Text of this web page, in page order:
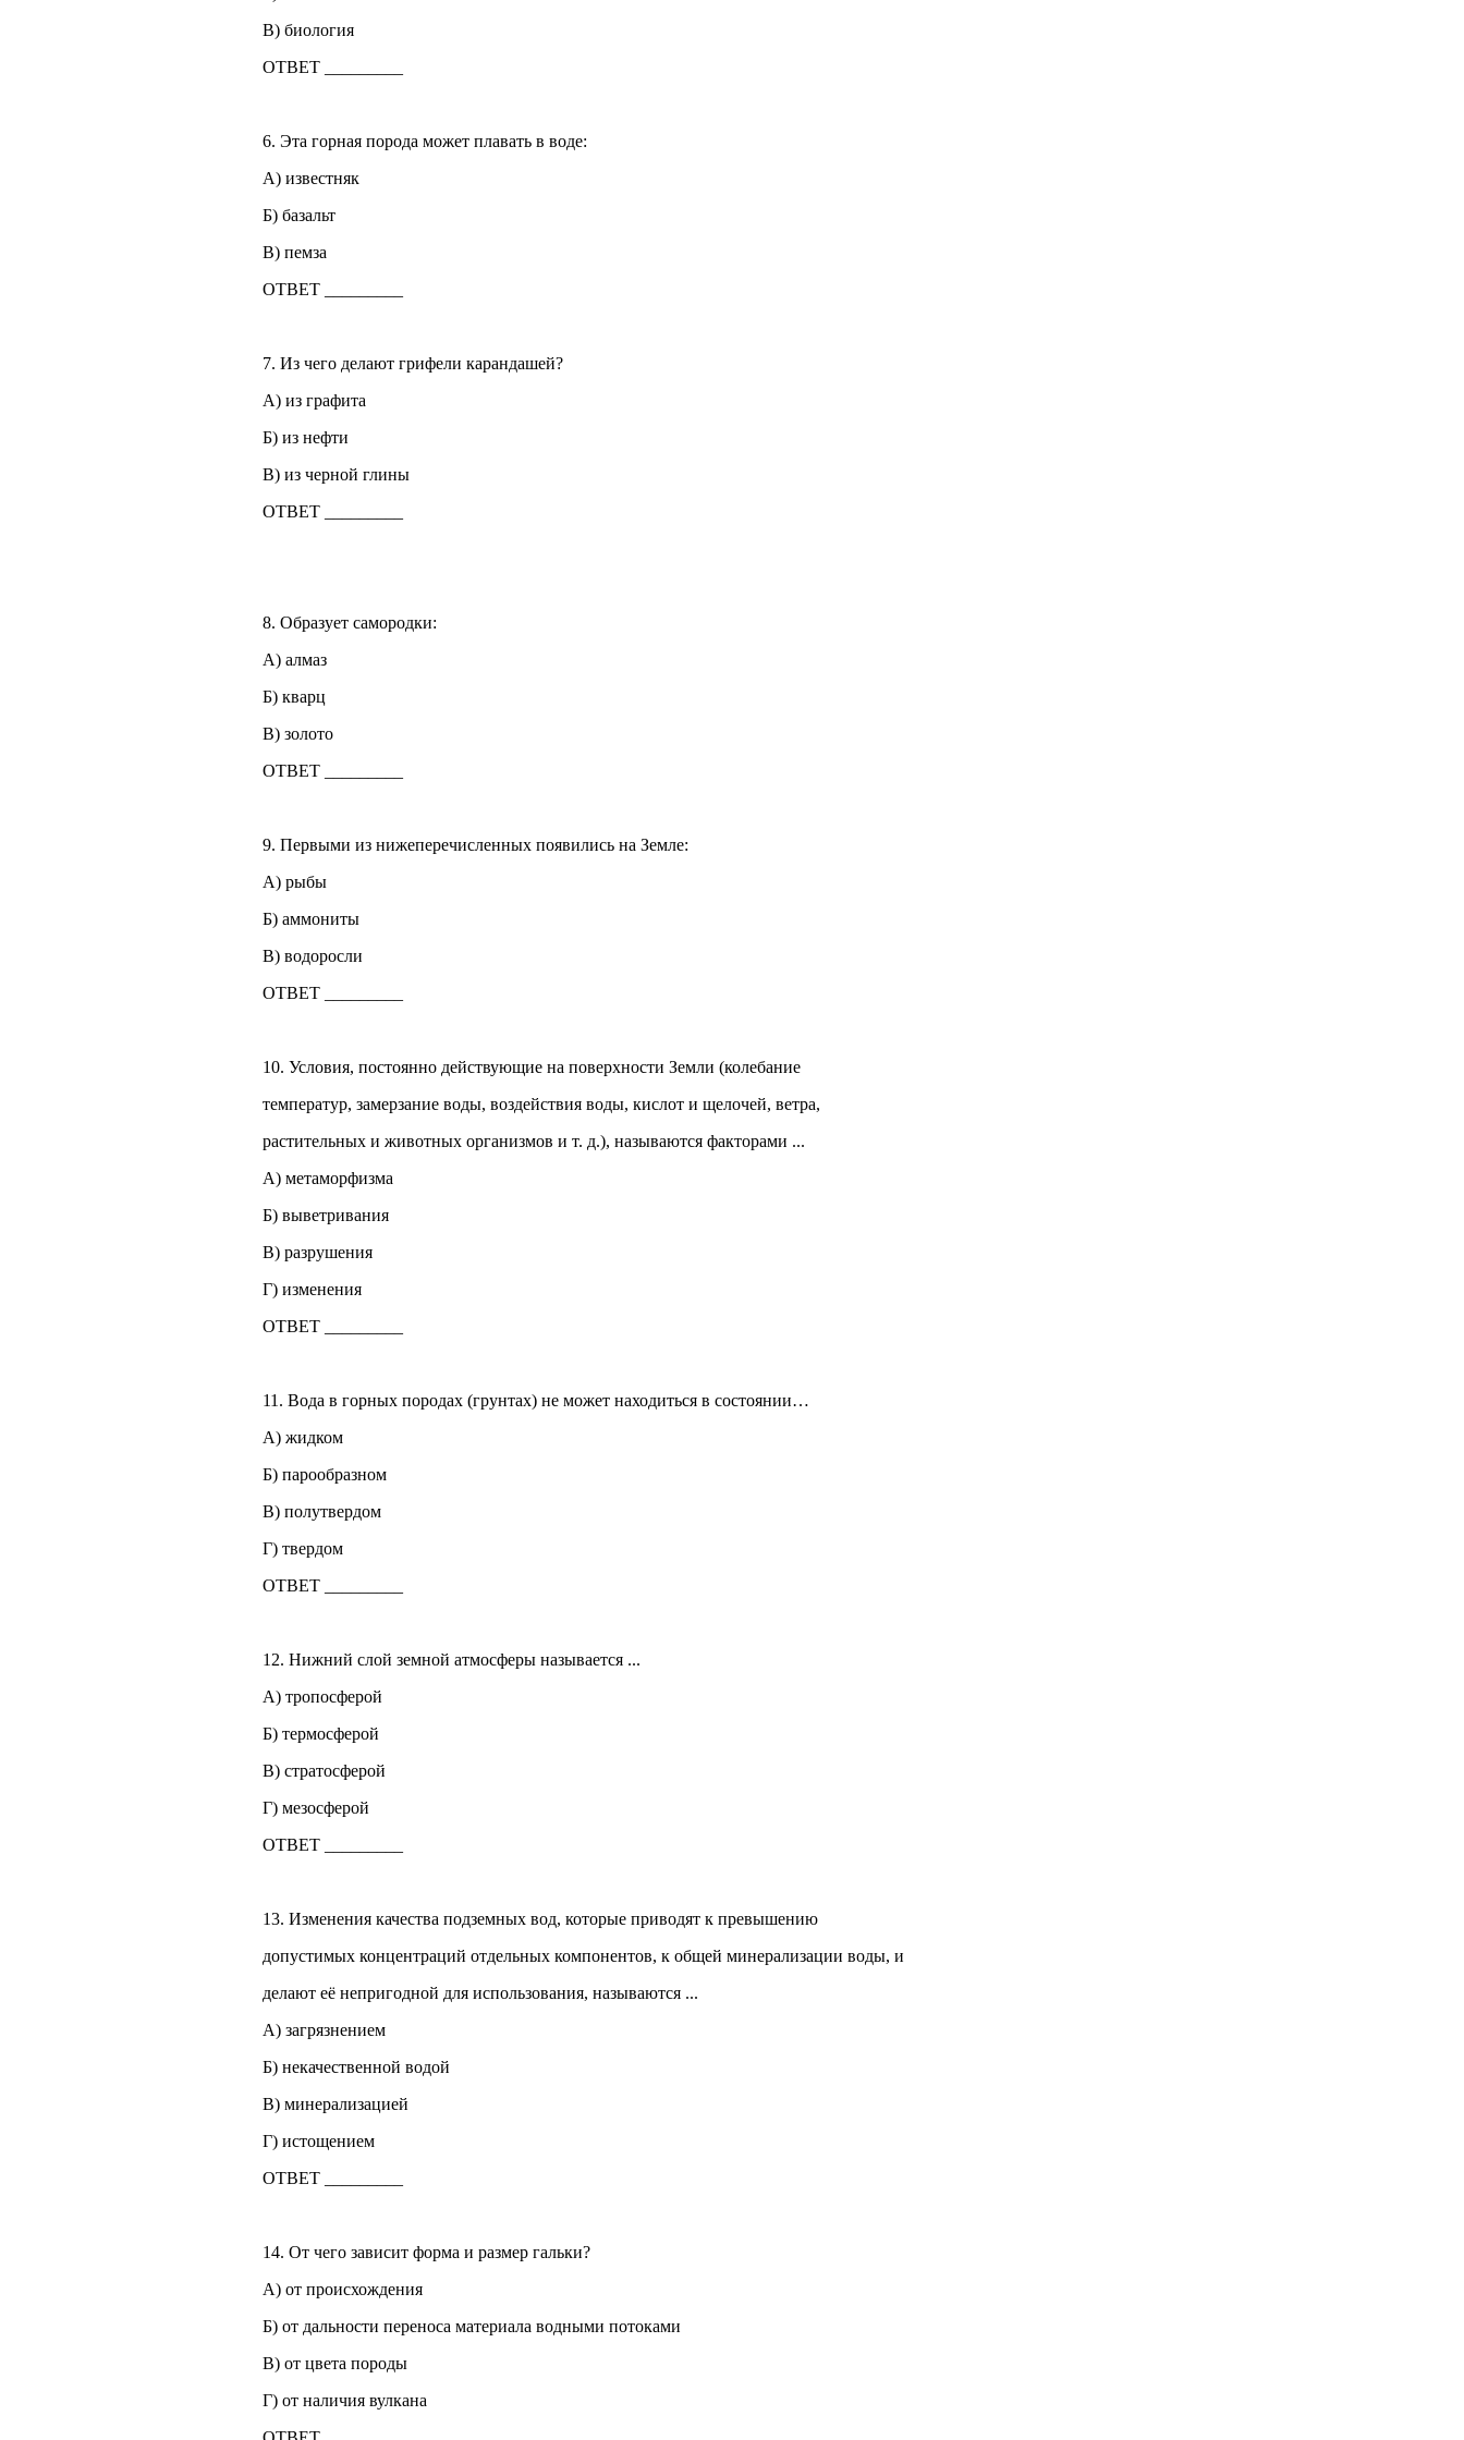
В) биология
ОТВЕТ _________
6. Эта горная порода может плавать в воде:
А) известняк
Б) базальт
В) пемза
ОТВЕТ _________
7. Из чего делают грифели карандашей?
А) из графита
Б) из нефти
В) из черной глины
ОТВЕТ _________
8. Образует самородки:
А) алмаз
Б) кварц
В) золото
ОТВЕТ _________
9. Первыми из нижеперечисленных появились на Земле:
А) рыбы
Б) аммониты
В) водоросли
ОТВЕТ _________
10. Условия, постоянно действующие на поверхности Земли (колебание
температур, замерзание воды, воздействия воды, кислот и щелочей, ветра,
растительных и животных организмов и т. д.), называются факторами ...
А) метаморфизма
Б) выветривания
В) разрушения
Г) изменения
ОТВЕТ _________
11. Вода в горных породах (грунтах) не может находиться в состоянии…
А) жидком
Б) парообразном
В) полутвердом
Г) твердом
ОТВЕТ _________
12. Нижний слой земной атмосферы называется ...
А) тропосферой
Б) термосферой
В) стратосферой
Г) мезосферой
ОТВЕТ _________
13. Изменения качества подземных вод, которые приводят к превышению
допустимых концентраций отдельных компонентов, к общей минерализации воды, и
делают её непригодной для использования, называются ...
А) загрязнением
Б) некачественной водой
В) минерализацией
Г) истощением
ОТВЕТ _________
14. От чего зависит форма и размер гальки?
А) от происхождения
Б) от дальности переноса материала водными потоками
В) от цвета породы
Г) от наличия вулкана